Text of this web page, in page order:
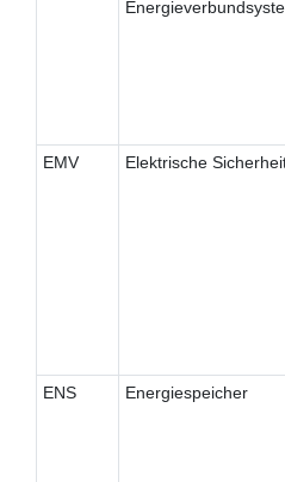
EMV Elektrische
ENS Energiespeicher